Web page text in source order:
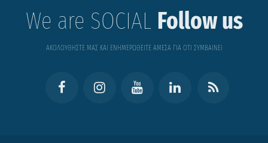
We are SOCIAL Follow us
ΑΚΟΛΟΥΘΗΣΤΕ ΜΑΣ ΚΑΙ ΕΝΗΜΕΡΩΘΕΙΤΕ ΑΜΕΣΑ ΓΙΑ ΟΤΙ ΣΥΜΒΑΙΝΕΙ